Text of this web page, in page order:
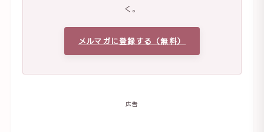
く。
メルマガに登録する（無料）
広告